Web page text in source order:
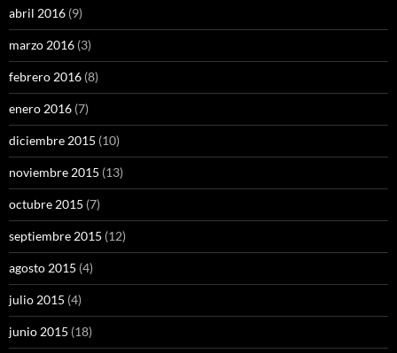
abril 2016 (9)
marzo 2016 (3)
febrero 2016 (8)
enero 2016 (7)
diciembre 2015 (10)
noviembre 2015 (13)
octubre 2015 (7)
septiembre 2015 (12)
agosto 2015 (4)
julio 2015 (4)
junio 2015 (18)